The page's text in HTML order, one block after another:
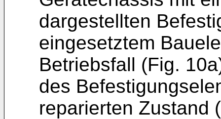
dargestellten
eingesetztem
Betriebsfall (Fig.
des
reparierten Zustand